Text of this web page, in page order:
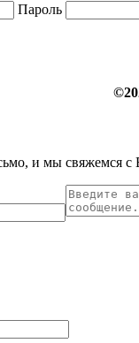
Пароль
и мы свяжемся